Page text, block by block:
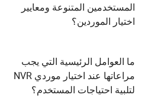
المستخدمين المتنوعة ومعايير
اختيار الموردين؟
ما العوامل الرئيسية التي يجب
مراعاتها عند اختيار موردي NVR
لتلبية احتياجات المستخدم؟